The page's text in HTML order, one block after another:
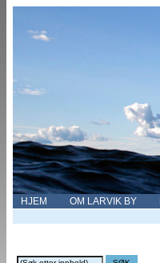
HJEM OM LARVIK BY